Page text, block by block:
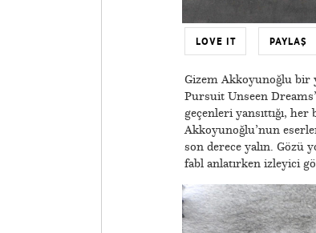
LOVE IT PAYLAŞ
Gizem Akkoyunoğlu bir
Pursuit Unseen
geçenleri yansıttığı,
Akkoyunoğlu’nun
son derece yalın. Gözü
fabl anlatırken izleyici